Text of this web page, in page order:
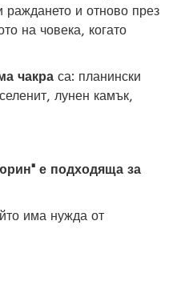
и отново през
на човека, когато
чакра са: планински
лунен камък,
е подходяща за
има нужда от